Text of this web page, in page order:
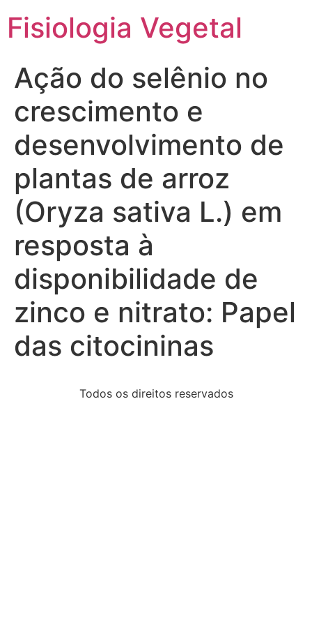
Fisiologia Vegetal
Ação do selênio no
crescimento e
desenvolvimento de
plantas de arroz
(Oryza sativa L.) em
resposta à
disponibilidade de
zinco e nitrato: Papel
das citocininas
Todos os direitos reservados